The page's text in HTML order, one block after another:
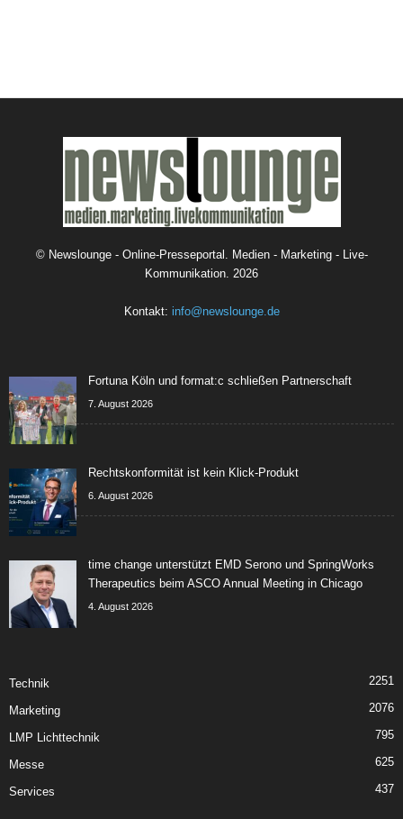
© Newslounge - Online-Presseportal. Medien - Marketing - Live-
Kommunikation. 2026
Kontakt: info@newslounge.de
Fortuna Köln und format:c schließen Partnerschaft
7. August 2026
Rechtskonformität ist kein Klick-Produkt
6. August 2026
time change unterstützt EMD Serono und SpringWorks
Therapeutics beim ASCO Annual Meeting in Chicago
4. August 2026
Technik 2251
Marketing 2076
LMP Lichttechnik 795
Messe 625
Services 437